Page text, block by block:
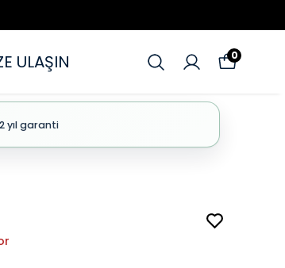
ULAŞIN 0
yıl garanti